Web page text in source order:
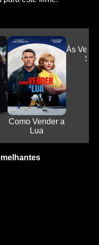
Como Vender a
Lua
Às